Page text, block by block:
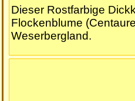
Dieser Rostfarbige
Flockenblume
Weserbergland.